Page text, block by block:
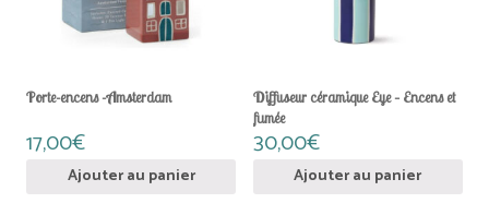
Porte-encens -Amsterdam
17,00€
Ajouter au panier
Diffuseur céramique Eye – Encens et
fumée
30,00€
Ajouter au panier